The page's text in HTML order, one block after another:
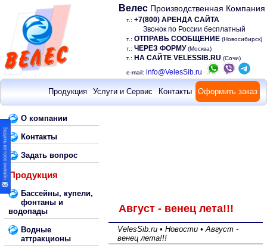
Велес Производственная Компания
т.: +7(800) АРЕНДА САЙТА
Звонок по России бесплатный
т.: ОТПРАВЬ СООБЩЕНИЕ (Новосибирск)
т.: ЧЕРЕЗ ФОРМУ (Москва)
т.: НА САЙТЕ VELESSIB.RU (Сочи)
e-mail: info@VelesSib.ru
Продукция Услуги и Сервис Контакты Оформить заказ
О компании
Контакты
Задать вопрос
Продукция
Бассейны, купели,
фонтаны и
водопады
Водные
аттракционы
Август - венец лета!!!
VelesSib.ru • Новости • Август -
венец лета!!!